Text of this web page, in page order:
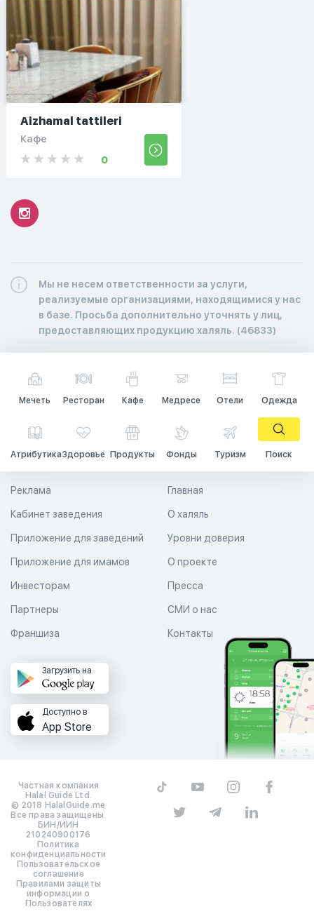
Aizhamal tattileri
Кафе
0
Мы не несем ответственности за услуги,
реализуемые организациями, находящимися у нас
в базе. Просьба дополнительно уточнять у лиц,
предоставляющих продукцию халяль. (46833)
Мечеть Ресторан Кафе Медресе Отели Одежда
АтрибутикаЗдоровье Продукты Фонды Туризм Поиск
Главная
О халяль
Уровни доверия
Реклама
Кабинет заведения
Приложение для заведений
Приложение для имамов О проекте
Пресса
СМИ о нас
Контакты
Инвесторам
Партнеры
Франшиза
Загрузить на
Доступно в
App Store
Частная компания
Halal Guide Ltd.
© 2018 HalalGuide.me
Все права защищены.
БИН/ИИН
210240900176
Политика
конфиденциальности
Пользовательское
соглашение
Правилами защиты
информации о
Пользователях